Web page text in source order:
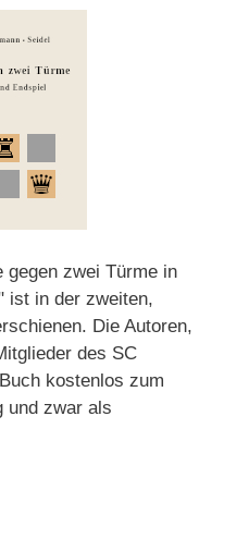
gegen zwei Türme in
ist in der zweiten,
Die Autoren,
des SC
kostenlos zum
und zwar als